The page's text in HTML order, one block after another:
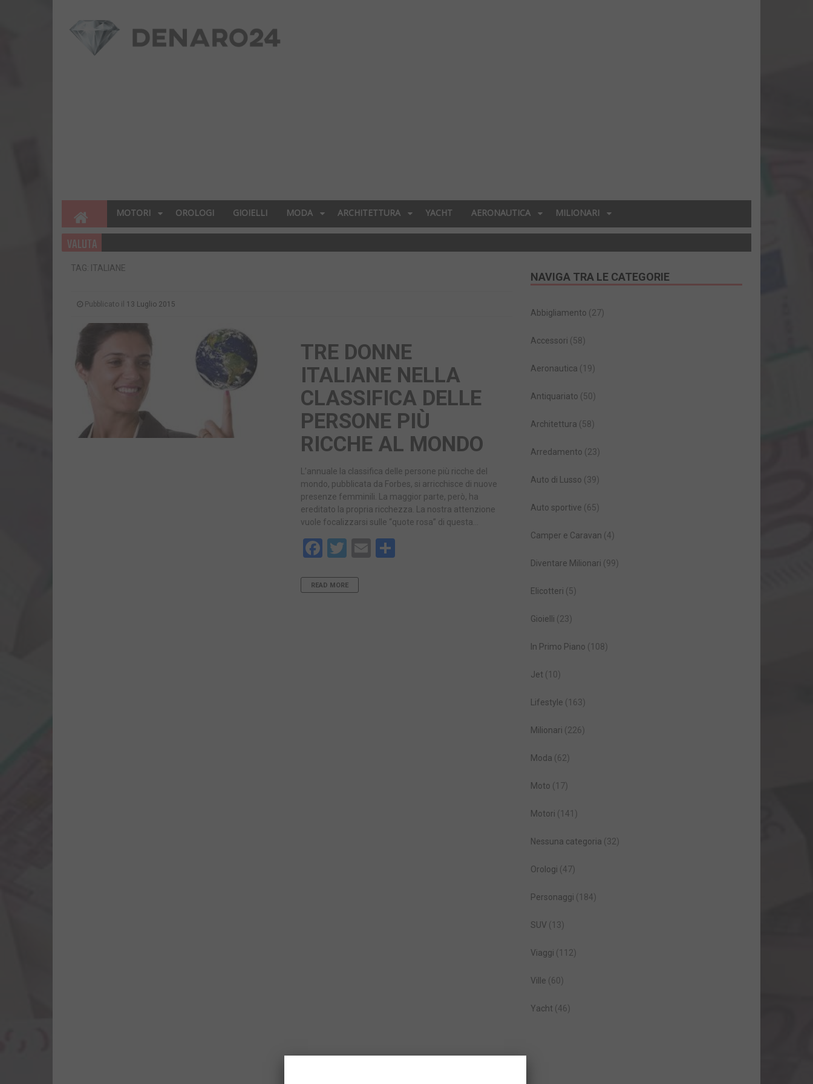
MOTORI OROLOGI GIOIELLI MODA ARCHITETTURA YACHT AERONAUTICA MILIONARI
VALUTA
TAG: ITALIANE
Pubblicato il 13 Luglio 2015
TRE DONNE
ITALIANE NELLA
CLASSIFICA DELLE
PERSONE PIÙ
RICCHE AL MONDO
L’annuale la classifica delle persone più ricche del
mondo, pubblicata da Forbes, si arricchisce di nuove
presenze femminili. La maggior parte, però, ha
ereditato la propria ricchezza. La nostra attenzione
vuole focalizzarsi sulle “quote rosa” di questa…
Facebook
TwitterEmail
READ MORE
NAVIGA TRA LE CATEGORIE
Abbigliamento (27)
Accessori (58)
Aeronautica (19)
Antiquariato (50)
Architettura (58)
Arredamento (23)
Auto di Lusso (39)
Auto sportive (65)
Camper e Caravan (4)
Diventare Milionari (99)
Elicotteri (5)
Gioielli (23)
In Primo Piano (108)
Jet (10)
Lifestyle (163)
Milionari (226)
Moda (62)
Moto (17)
Motori (141)
Nessuna categoria (32)
Orologi (47)
Personaggi (184)
SUV (13)
Viaggi (112)
Ville (60)
Yacht (46)